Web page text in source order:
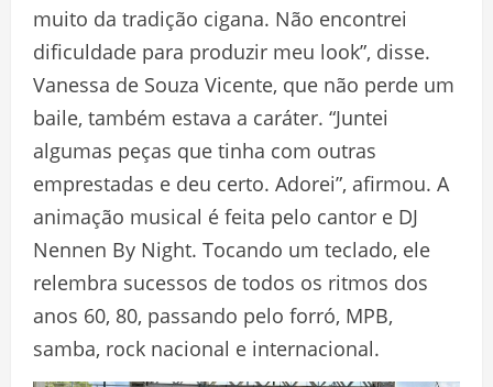
muito da tradição cigana. Não encontrei
dificuldade para produzir meu look”, disse.
Vanessa de Souza Vicente, que não perde um
baile, também estava a caráter. “Juntei
algumas peças que tinha com outras
emprestadas e deu certo. Adorei”, afirmou. A
animação musical é feita pelo cantor e DJ
Nennen By Night. Tocando um teclado, ele
relembra sucessos de todos os ritmos dos
anos 60, 80, passando pelo forró, MPB,
samba, rock nacional e internacional.